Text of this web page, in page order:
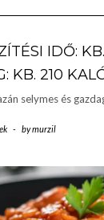
IDŐ:
KB. 210
selymes és
- bymurzil